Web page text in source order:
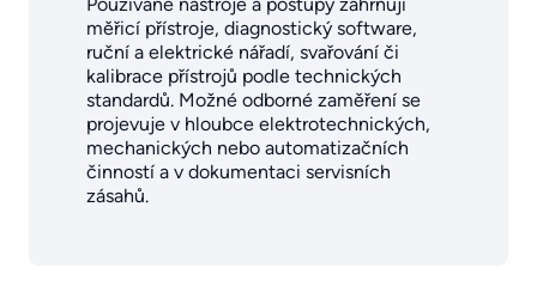
měřicí přístroje, diagnostický software,
ruční a elektrické nářadí, svařování či
kalibrace přístrojů podle technických
standardů. Možné odborné zaměření se
projevuje v hloubce elektrotechnických,
mechanických nebo automatizačních
činností a v dokumentaci servisních
zásahů.